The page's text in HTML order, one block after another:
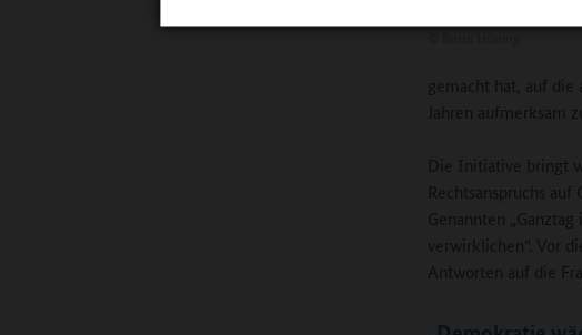
gemacht hat, auf die
Jahren aufmerksam
Die Initiative bringt
Rechtsanspruchs
Genannten
verwirklichen“. Vor
Antworten auf die